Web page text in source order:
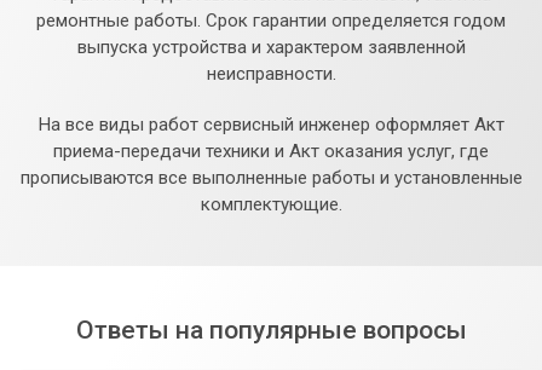
ремонтные работы. Срок гарантии определяется годом
выпуска устройства и характером заявленной
неисправности.
На все виды работ сервисный инженер оформляет Акт
приема-передачи техники и Акт оказания услуг, где
прописываются все выполненные работы и установленные
комплектующие.
Ответы на популярные вопросы